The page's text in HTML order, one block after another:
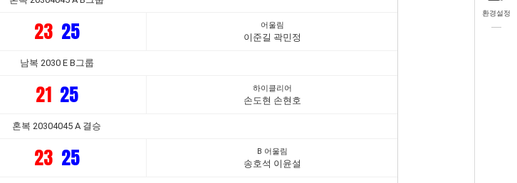
23 25 어울림
이준길 곽민정
남복 2030 E B그룹
21 25 하이클리어
손도현 손현호
혼복 20304045 A 결승
23 25 B 어울림
송호석 이윤설
환경설정